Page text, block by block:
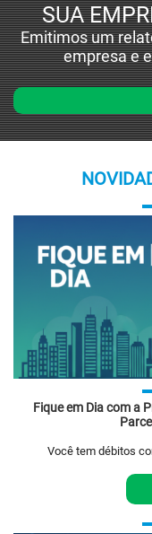
SUA
Emitimos um
empresa e
Fique em Dia com a
Você tem débitos